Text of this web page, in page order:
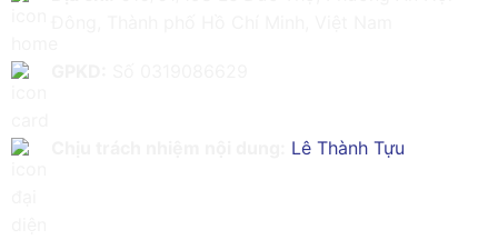
Lê Thành Tựu